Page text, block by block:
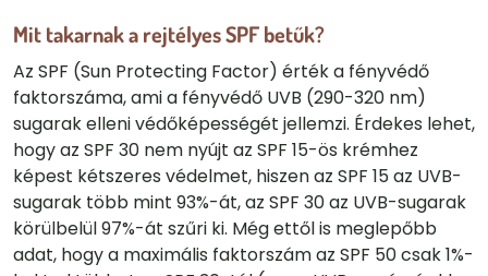
Mit takarnak a rejtélyes SPF betűk?
Az SPF (Sun Protecting Factor) érték a fényvédő
faktorszáma, ami a fényvédő UVB (290-320 nm)
sugarak elleni védőképességét jellemzi. Érdekes lehet,
hogy az SPF 30 nem nyújt az SPF 15-ös krémhez
képest kétszeres védelmet, hiszen az SPF 15 az UVB-
sugarak több mint 93%-át, az SPF 30 az UVB-sugarak
körülbelül 97%-át szűri ki. Még ettől is meglepőbb
adat, hogy a maximális faktorszám az SPF 50 csak 1%-